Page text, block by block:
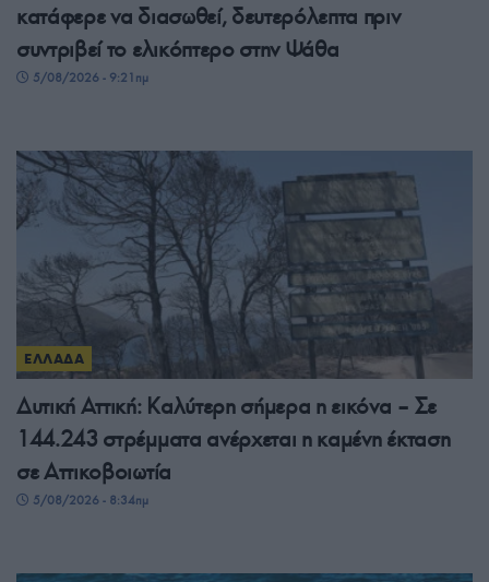
κατάφερε να διασωθεί, δευτερόλεπτα πριν
συντριβεί το ελικόπτερο στην Ψάθα
5/08/2026 - 9:21πμ
ΕΛΛΑΔΑ
Δυτική Αττική: Καλύτερη σήμερα η εικόνα – Σε
144.243 στρέμματα ανέρχεται η καμένη έκταση
σε Αττικοβοιωτία
5/08/2026 - 8:34πμ